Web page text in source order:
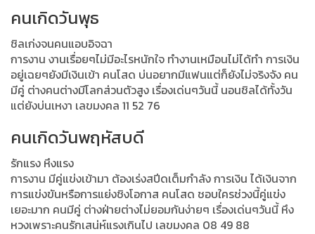
คนเกิดวันพุธ
ชิลเก่งจนคนแอบอิจฉา
การงาน งานเรื่อยๆไม่มีอะไรหนักใจ ทำงานเหมือนไม่ได้ทำ การเงิน
อยู่เฉยๆยังมีเงินเข้า คนโสด บ่นอยากมีแฟนแต่ก็ยังไม่จริงจัง คน
มีคู่ ต่างคนต่างมีโลกส่วนตัวสูง เรื่องเด่นๆวันนี้ นอนชิลได้ทั้งวัน
แต่ยังบ่นเหงา เลขมงคล 11 52 76
คนเกิดวันพฤหัสบดี
รักแรง หึงแรง
การงาน มีคู่แข่งเข้ามา ต้องเร่งสปีดเต็มกำลัง การเงิน ได้เงินจาก
การแข่งขันหรือการแย่งชิงโอกาส คนโสด ชอบใครช่วงนี้คู่แข่ง
เยอะมาก คนมีคู่ ต่างฝ่ายต่างไม่ยอมกันง่ายๆ เรื่องเด่นๆวันนี้ หึง
หวงเพราะคนรักเสน่ห์แรงเกินไป เลขมงคล 08 49 88